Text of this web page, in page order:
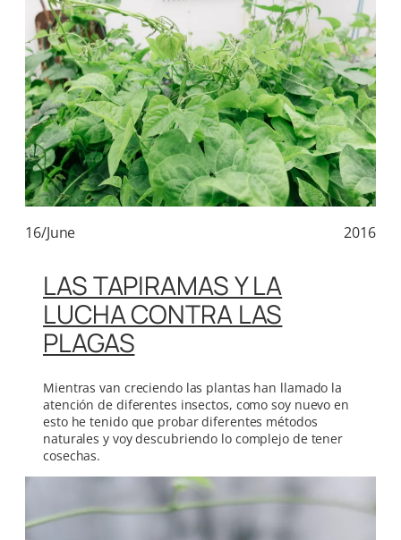
16/June 2016
LAS TAPIRAMAS Y LA
LUCHA CONTRA LAS
PLAGAS
Mientras van creciendo las plantas han llamado la
atención de diferentes insectos, como soy nuevo en
esto he tenido que probar diferentes métodos
naturales y voy descubriendo lo complejo de tener
cosechas.